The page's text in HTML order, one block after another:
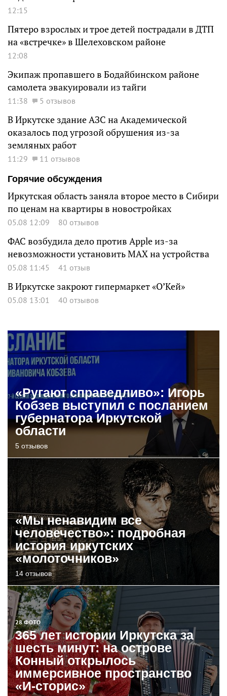
12:15
Пятеро взрослых и трое детей пострадали в ДТП
на «встречке» в Шелеховском районе
12:08
Экипаж пропавшего в Бодайбинском районе
самолета эвакуировали из тайги
11:38 5 отзывов
В Иркутске здание АЗС на Академической
оказалось под угрозой обрушения из-за
земляных работ
11:29
11 отзывов
Горячие обсуждения
Иркутская область заняла второе место в Сибири
по ценам на квартиры в новостройках
05.08 12:09 80 отзывов
ФАС возбудила дело против Apple из-за
невозможности установить MAX на устройства
05.08 11:45 41 отзыв
В Иркутске закроют гипермаркет «О’Кей»
05.08 13:01 40 отзывов
«Ругают справедливо»: Игорь
Кобзев выступил с посланием
губернатора Иркутской
области
5 отзывов
«Мы ненавидим все
человечество»: подробная
история иркутских
«молоточников»
14 отзывов
28 ФОТО
365 лет истории Иркутска за
шесть минут: на острове
Конный открылось
иммерсивное пространство
«И-сторис»